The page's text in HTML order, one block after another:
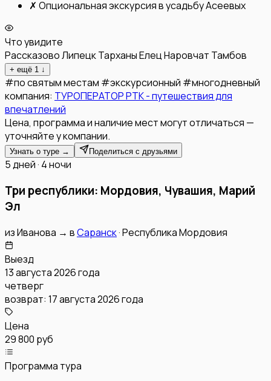
✗ Опциональная экскурсия в усадьбу Асеевых
Что увидите
РассказовоЛипецкТарханыЕлецНаровчат Тамбов
+ ещё 1 ↓
#по святым местам #экскурсионный #многодневный
компания: ТУРОПЕРАТОР РТК - путешествия для
впечатлений
Цена, программа и наличие мест могут отличаться —
уточняйте у компании.
Узнать о туре → Поделиться с друзьями
5 дней · 4 ночи
Три республики: Мордовия, Чувашия, Марий
Эл
изИванова → вСаранск·Республика Мордовия
Выезд
13 августа 2026 года
четверг
возврат: 17 августа 2026 года
Цена
29 800 руб
Программа тура